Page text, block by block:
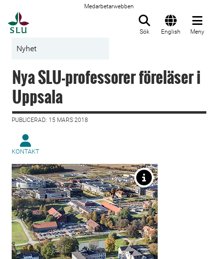
Medarbetarwebben
Sök English Meny
Nyhet
Nya SLU-professorer föreläser i
Uppsala
PUBLICERAD: 15 MARS 2018
KONTAKT